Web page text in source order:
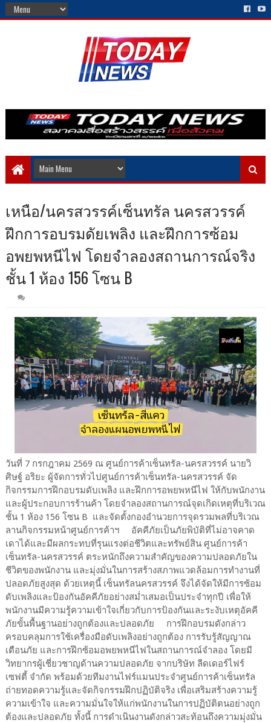
เหนือ/นครสวรรค์เซ็นทรัล นครสวรรค์
ฝึกการอบรมดัยเพลิง และฝึกการซ้อม
อพยพหนีไฟ โดยจำลองสถานการณ์จริง
ชั้น 1 ห้อง 156 โซน B
วันที่ 7 กรกฎาคม 2569 ณ ศูนย์การค้าเซ็นทรัล-นครสวรรค์ นายวิ
ศิษฐ์ อริยะ ผู้จัดการทั่วไปศูนย์การค้าเซ็นทรัล-นครสวรรค์ จัด
กิจกรรมการฝึกอบรมดับเพลิง และฝึกการอพยพหนีไฟ ให้กับพนักงาน
และผู้ประกอบการร้านค้า โดยจำลองสถานการณ์จุดเกิดเหตุที่บริเวณ
ชั้น 1 ห้อง 156 โซน B และจัดตั้งกองอำนวยการจุดรวมพลที่บริเวณ
ลานกิจกรรมหน้าศูนย์การค้าฯ อัคคีภัยเป็นภัยพิบัติที่ไม่อาจคาด
เดาได้และมีผลกระทบที่รุนแรงต่อชีวิตและทรัพย์สิน ศูนย์การค้า
เซ็นทรัล-นครสวรรค์ ตระหนักถึงความสำคัญของความปลอดภัยใน
ชีวิตของพนักงาน และมุ่งมั่นในการสร้างสภาพแวดล้อมการทำงานที่
ปลอดภัยสูงสุด ด้วยเหตุนี้ เซ็นทรัลนครสวรรค์ จึงได้จัดให้มีการซ้อม
ดับเพลิงและป้องกันอัคคีภัยอย่างสม่ำเสมอเป็นประจำทุกปี เพื่อให้
พนักงานมีความรู้ความเข้าใจเกี่ยวกับการป้องกันและระงับเหตุอัคคี
ภัยขั้นพื้นฐานอย่างถูกต้องและปลอดภัย การฝึกอบรมดังกล่าว
ครอบคลุมการใช้เครื่องมือดับเพลิงอย่างถูกต้อง การรับรู้สัญญาณ
เตือนภัย และการฝึกซ้อมอพยพหนีไฟในสถานการณ์จำลอง โดยมี
วิทยากรผู้เชี่ยวชาญด้านความปลอดภัย จากบริษัท ลีดเดอร์ไฟร์
เซฟตี้ จำกัด พร้อมด้วยทีมงานไฟร์แมนประจำศูนย์การค้าเซ็นทรัล
ถ่ายทอดความรู้และจัดกิจกรรมฝึกปฏิบัติจริง เพื่อเสริมสร้างความรู้
ความเข้าใจ และความมั่นใจให้แก่พนักงานในการปฏิบัติตนอย่างถูก
ต้องและปลอดภัย ทั้งนี้ การดำเนินงานดังกล่าวสะท้อนถึงความมุ่งมั่น